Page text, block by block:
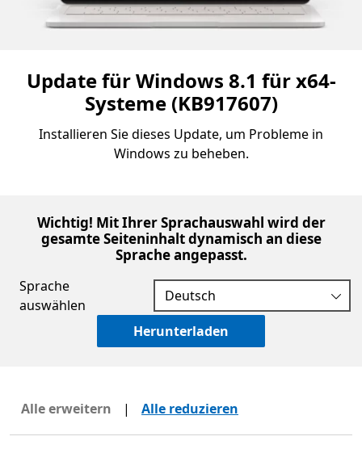
Update für Windows 8.1 für x64-
Systeme (KB917607)
Installieren Sie dieses Update, um Probleme in
Windows zu beheben.
Wichtig! Mit Ihrer Sprachauswahl wird der
gesamte Seiteninhalt dynamisch an diese
Sprache angepasst.
Sprache
auswählen
Herunterladen
Alle erweitern | Alle reduzieren